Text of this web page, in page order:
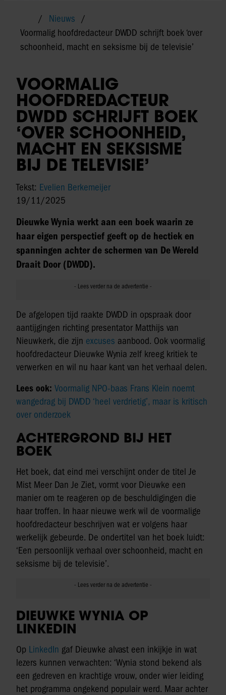
Nieuws
Voormalig hoofdredacteur DWDD schrijft boek ‘over
schoonheid, macht en seksisme bij de televisie’
VOORMALIG
HOOFDREDACTEUR
DWDD SCHRIJFT BOEK
‘OVER SCHOONHEID,
MACHT EN SEKSISME
BIJ DE TELEVISIE’
Tekst: Evelien Berkemeijer
19/11/2025
Dieuwke Wynia werkt aan een boek waarin ze
haar eigen perspectief geeft op de hectiek en
spanningen achter de schermen van De Wereld
Draait Door (DWDD).
De afgelopen tijd raakte DWDD in opspraak door
aantijgingen richting presentator Matthijs van
Nieuwkerk, die zijn excuses aanbood. Ook voormalig
hoofdredacteur Dieuwke Wynia zelf kreeg kritiek te
verwerken en wil nu haar kant van het verhaal delen.
Lees ook: Voormalig NPO-baas Frans Klein noemt
wangedrag bij DWDD ‘heel verdrietig’, maar is kritisch
over onderzoek
ACHTERGROND BIJ HET
BOEK
Het boek, dat eind mei verschijnt onder de titel Je
Mist Meer Dan Je Ziet, vormt voor Dieuwke een
manier om te reageren op de beschuldigingen die
haar troffen. In haar nieuwe werk wil de voormalige
hoofdredacteur beschrijven wat er volgens haar
werkelijk gebeurde. De ondertitel van het boek luidt:
‘Een persoonlijk verhaal over schoonheid, macht en
seksisme bij de televisie’.
DIEUWKE WYNIA OP
LINKEDIN
Op LinkedIn gaf Dieuwke alvast een inkijkje in wat
lezers kunnen verwachten: ‘Wynia stond bekend als
een gedreven en krachtige vrouw, onder wier leiding
het programma ongekend populair werd. Maar achter